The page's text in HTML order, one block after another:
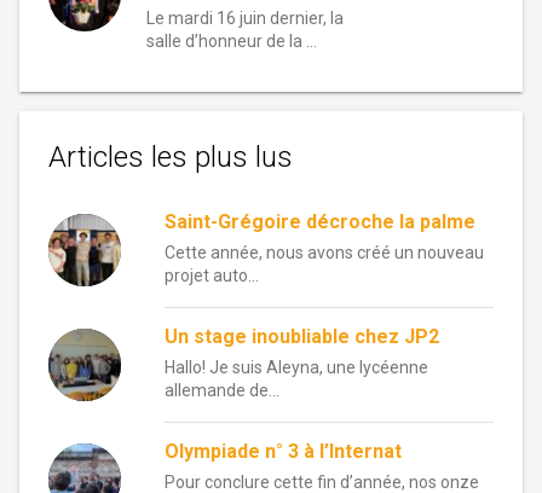
Le mardi 16 juin dernier, la
salle d’honneur de la …
Articles les plus lus
Saint-Grégoire décroche la palme
Cette année, nous avons créé un nouveau
projet auto...
Un stage inoubliable chez JP2
Hallo! Je suis Aleyna, une lycéenne
allemande de...
Olympiade n° 3 à l’Internat
Pour conclure cette fin d’année, nos onze